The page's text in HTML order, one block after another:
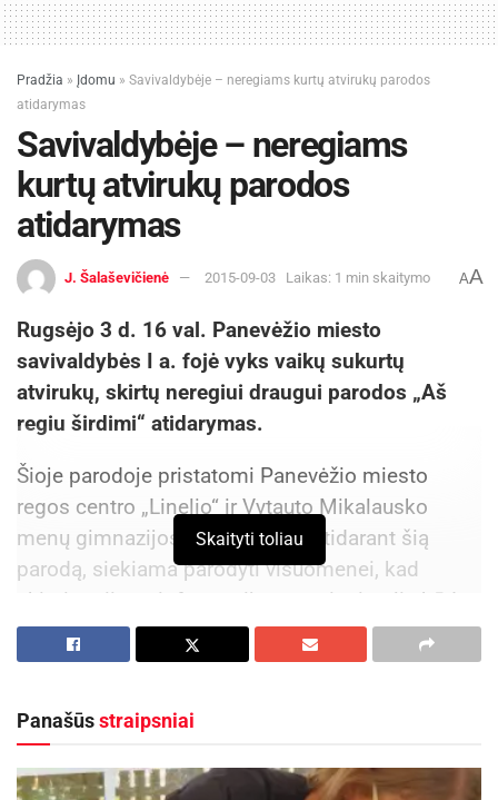
Pradžia » Įdomu » Savivaldybėje – neregiams kurtų atvirukų parodos
atidarymas
Savivaldybėje – neregiams
kurtų atvirukų parodos
atidarymas
J. Šalaševičienė 2015-09-03 Laikas: 1 min skaitymo AA
Rugsėjo 3 d. 16 val. Panevėžio miesto
savivaldybės I a. fojė vyks vaikų sukurtų
atvirukų, skirtų neregiui draugui parodos „Aš
regiu širdimi“ atidarymas.
Šioje parodoje pristatomi Panevėžio miesto
regos centro „Linelio“ ir Vytauto Mikalausko
menų gimnazijos vaikų darbai. Atidarant šią
parodą, siekiama parodyti visuomenei, kad
akimis priimta informacija – ne vienintelis būdas
pajausti pasaulio grožį.
vykstančiame konkurse „Tvari Lietuva“
2026-08-07
Skaityti toliau
Panašūsstraipsniai